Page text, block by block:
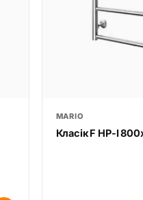
MARIO
Класік F НР-І